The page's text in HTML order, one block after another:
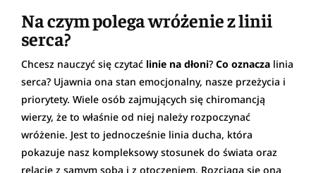
Na czym polega wróżenie z linii
serca?
Chcesz nauczyć się czytać linie na dłoni? Co oznacza linia
serca? Ujawnia ona stan emocjonalny, nasze przeżycia i
priorytety. Wiele osób zajmujących się chiromancją
wierzy, że to właśnie od niej należy rozpoczynać
wróżenie. Jest to jednocześnie linia ducha, która
pokazuje nasz kompleksowy stosunek do świata oraz
relacje z samym sobą i z otoczeniem. Rozciąga się ona